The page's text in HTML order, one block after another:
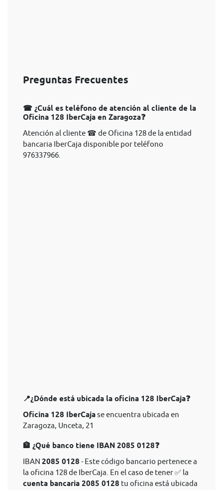
Preguntas Frecuentes
☎ ¿Cuál es teléfono de atención al cliente de la
Oficina 128 IberCaja en Zaragoza❓
Atención al cliente ☎ de Oficina 128 de la entidad
bancaria IberCaja disponible por teléfono
976337966.
📍¿Dónde está ubicada la oficina 128 IberCaja❓
Oficina 128 IberCajase encuentra ubicada en
Zaragoza, Unceta, 21
🏦 ¿Qué banco tiene IBAN 2085 0128❓
IBAN 2085 0128 - Este código bancario pertenece a
la oficina 128 de IberCaja. En el caso de tener ✅ la
cuenta bancaria 2085 0128 tu oficina está ubicada